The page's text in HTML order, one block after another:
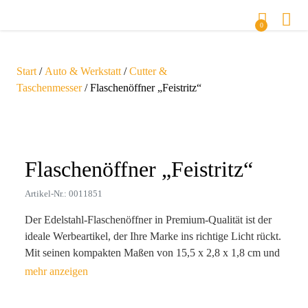
0
Start / Auto & Werkstatt /Cutter &
Taschenmesser/ Flaschenöffner „Feistritz“
Flaschenöffner „Feistritz“
Artikel-Nr.: 0011851
Der Edelstahl-Flaschenöffner in Premium-Qualität ist der
ideale Werbeartikel, der Ihre Marke ins richtige Licht rückt.
Mit seinen kompakten Maßen von 15,5 x 2,8 x 1,8 cm und
einem Gewicht von nur 105 g verbindet er Funktionalität